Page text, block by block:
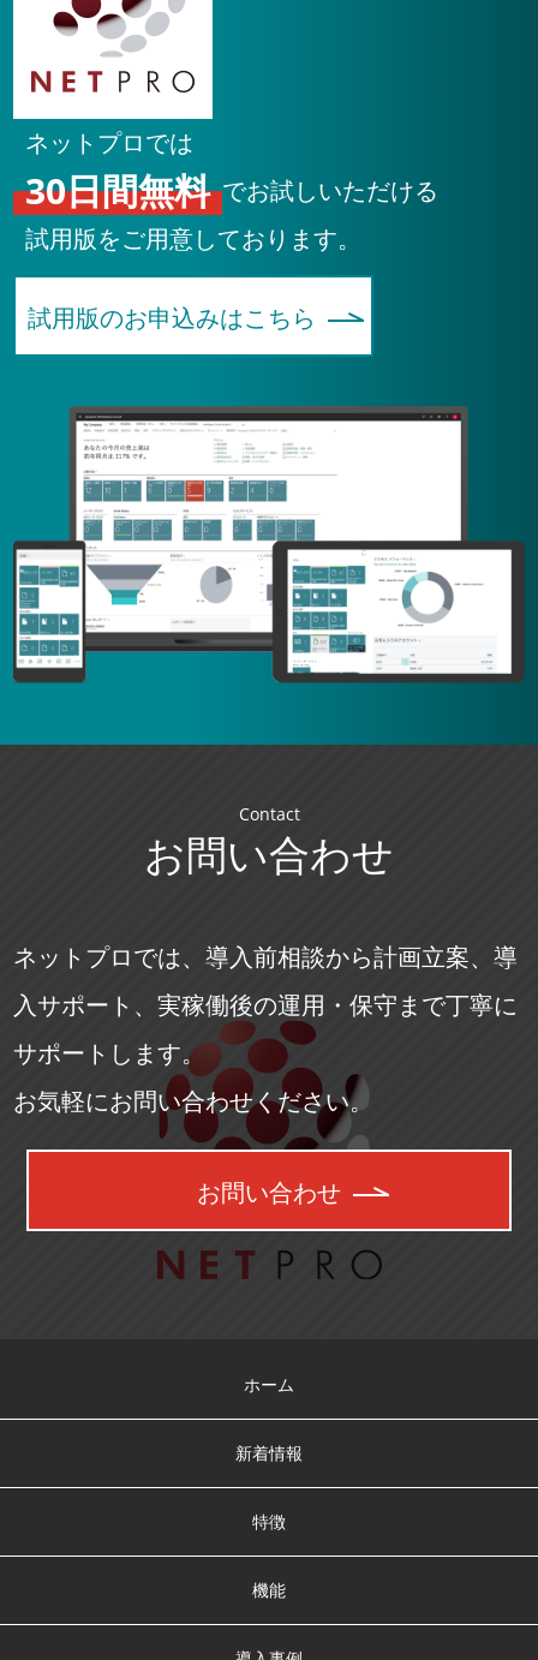
ネットプロでは
30日間無料 でお試しいただける
試用版をご用意しております。
試用版のお申込みはこちら
Contact
お問い合わせ
ネットプロでは、導入前相談から計画立案、導
入サポート、実稼働後の運用・保守まで丁寧に
サポートします。
お気軽にお問い合わせください。
お問い合わせ
ホーム
新着情報
特徴
機能